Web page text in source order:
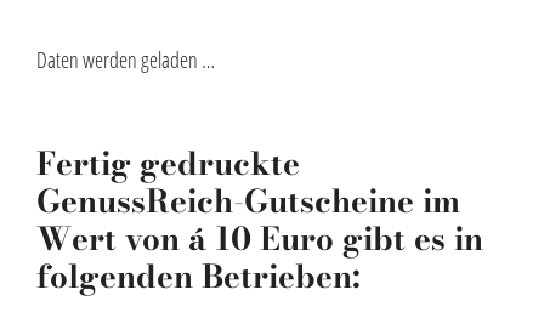
Daten werden geladen …
Fertig gedruckte
GenussReich-Gutscheine im
Wert von á 10 Euro gibt es in
folgenden Betrieben: